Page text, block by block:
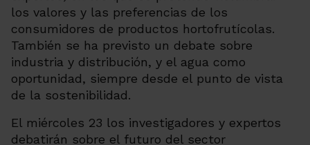
los valores y las preferencias de los
consumidores de productos hortofrutícolas.
También se ha previsto un debate sobre
industria y distribución, y el agua como
oportunidad, siempre desde el punto de vista
de la sostenibilidad.
El miércoles 23 los investigadores y expertos
debatirán sobre el futuro del sector